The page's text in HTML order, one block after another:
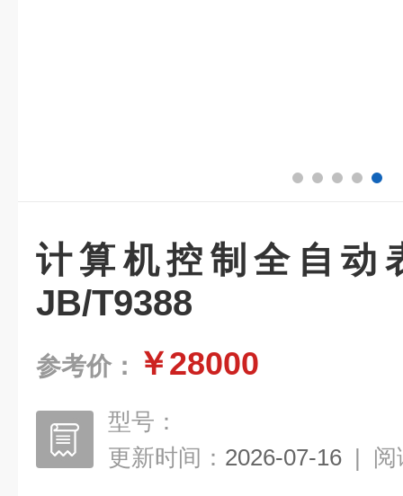
计算机控制全自动
JB/T9388
参考价： ￥28000
型号：
更新时间： 2026-07-16 | 阅